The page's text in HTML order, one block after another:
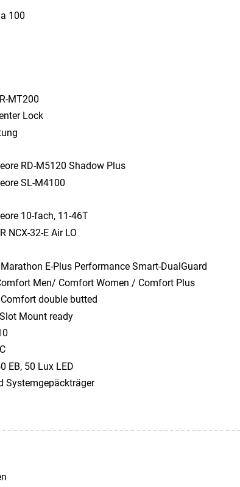
100
MT200
Lock
RD-M5120 Shadow Plus
SL-M4100
10-fach, 11-46T
NCX-32-E Air LO
Marathon E-Plus Performance Smart-DualGuard
Men/ Comfort Women / Comfort Plus
double butted
Slot Mount ready
EB, 50 Lux LED
Systemgepäckträger